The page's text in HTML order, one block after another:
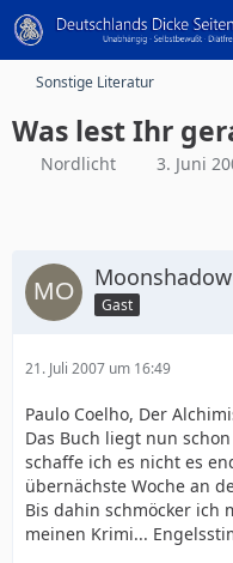
Sonstige Literatur
Was lest Ihr
Nordlicht 3. Juni
Moonshadow
Gast
21. Juli 2007 um 16:49
Paulo Coelho, Der
Das Buch liegt nun
schaffe ich es nicht es
übernächste Woche an
Bis dahin schmöcker ich
meinen Krimi...